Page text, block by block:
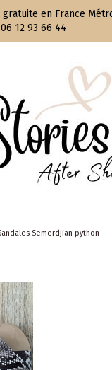
gratuite en France
12 93 66 44
Semerdjian python